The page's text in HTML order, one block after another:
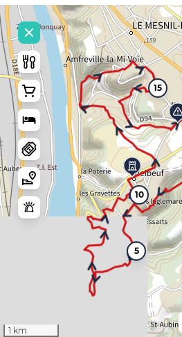
5
10
15
1 km